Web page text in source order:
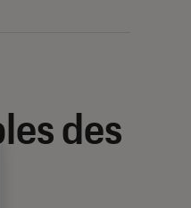
des